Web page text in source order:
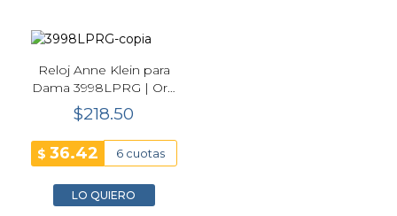
Reloj Anne Klein para
Dama 3998LPRG | Oro
Rosa
$218.50
$ 36.42 6 cuotas
LO QUIERO